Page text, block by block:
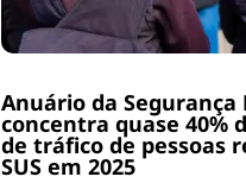
Anuário da Segurança
concentra quase 40%
de tráfico de pessoas
SUS em 2025